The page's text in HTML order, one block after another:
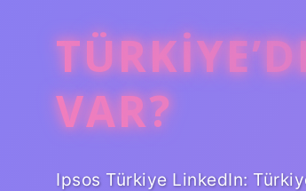
VAR?
Ipsos Türkiye LinkedIn: